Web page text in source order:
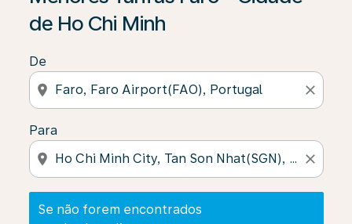
de Ho Chi Minh
De
location_on close
Para
location_on close
Se não forem encontrados